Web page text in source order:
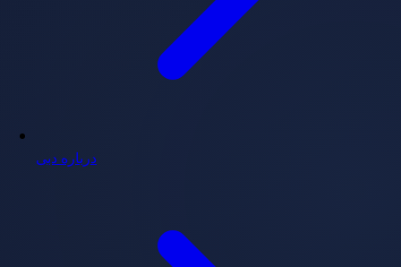
درباره دبی